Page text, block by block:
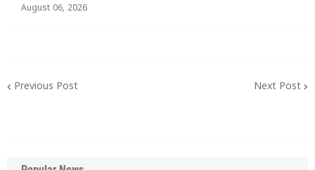
August 06, 2026
Previous Post Next Post